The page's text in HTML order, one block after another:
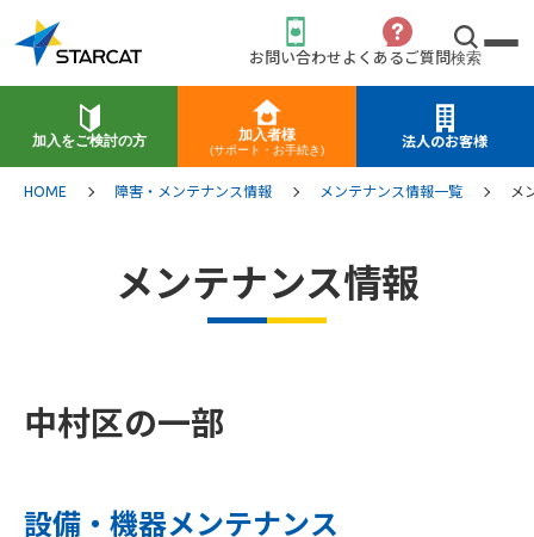
お問い合わせ よくあるご質問検索
加入をご検討の方 加入者様
(サポート・お手続き)
法人のお客様
HOME 障害・メンテナンス情報 メンテナンス情報一覧 メ
メンテナンス情報
中村区の一部
設備・機器メンテナンス